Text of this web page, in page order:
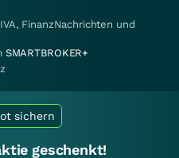
FinanzNachrichten und
SMARTBROKER+
sichern
geschenkt!